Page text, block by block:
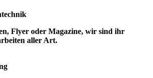
Flyer oder Magazine, wir sind ihr
aller Art.